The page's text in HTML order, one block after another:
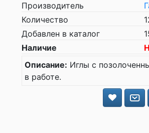
Производитель
Количество
Добавлен в каталог
Наличие
Описание: Иглы с
в работе.